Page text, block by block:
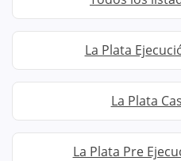
La Plata
La Plata
La Plata Pre